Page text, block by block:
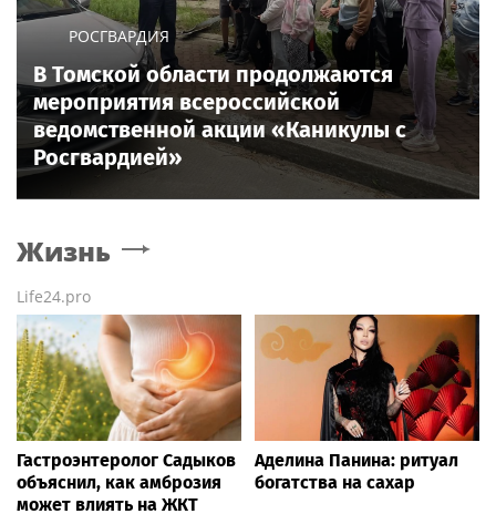
РОСГВАРДИЯ
В Томской области продолжаются
мероприятия всероссийской
ведомственной акции «Каникулы с
Росгвардией»
Жизнь
Life24.pro
Гастроэнтеролог Садыков
объяснил, как амброзия
может влиять на ЖКТ
Аделина Панина: ритуал
богатства на сахар